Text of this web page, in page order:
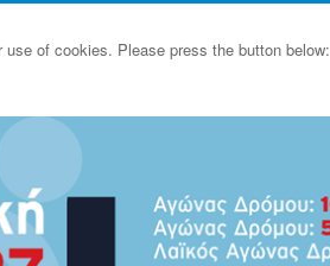
of cookies. Please press the button below: